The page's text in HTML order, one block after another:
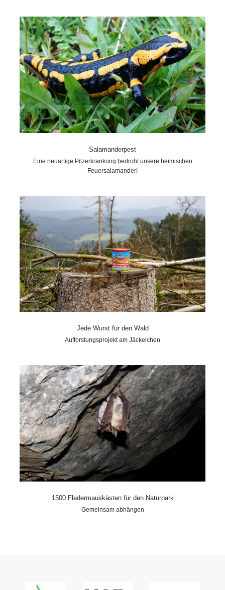
Salamanderpest
Eine neuartige Pilzerkrankung bedroht unsere heimischen
Feuersalamander!
Jede Wurst für den Wald
Aufforstungsprojekt am Jäckelchen
1500 Fledermauskästen für den Naturpark
Gemeinsam abhängen